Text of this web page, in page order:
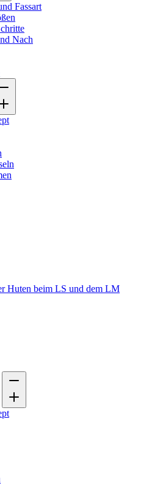
Fassart
Nach
Huten beim LS und dem LM